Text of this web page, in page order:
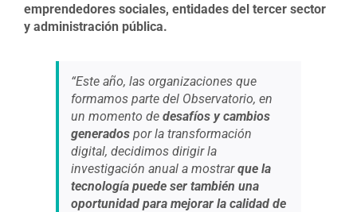
emprendedores sociales, entidades del tercer sector
y administración pública.
“Este año, las organizaciones que
formamos parte del Observatorio, en
un momento de desafíos y cambios
generadospor la transformación
digital, decidimos dirigir la
investigación anual a mostrarque la
tecnología puede ser también una
oportunidad para mejorar la calidad de